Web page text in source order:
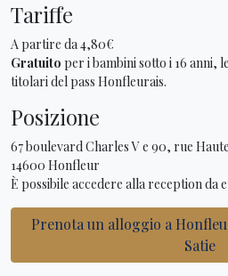
Tariffe
A partire da 4,80€
Gratuito per i bambini sotto i 16 anni,
titolari del pass Honfleurais.
Posizione
67 boulevard Charles V e 90, rue Haute
14600 Honfleur
È possibile accedere alla reception da
Prenota un alloggio a
Satie